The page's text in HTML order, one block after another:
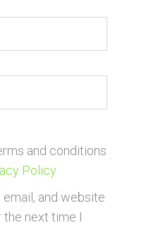
and conditions
Policy
email, and website
next time I